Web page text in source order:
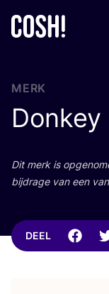
MERK
Donkey
Dit merk is
bij­dra­ge van een
DEEL